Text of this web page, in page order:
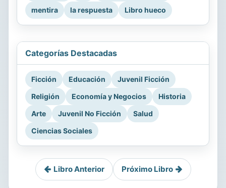
mentira
la respuesta Libro hueco
Categorías Destacadas
Ficción Educación
Juvenil Ficción
Religión
Economía y Negocios
Historia
Arte
Juvenil No Ficción
Salud
Ciencias Sociales
Libro Anterior Próximo Libro